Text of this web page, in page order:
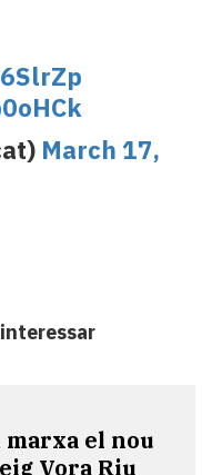
March 17,
marxa el nou
Vora Riu